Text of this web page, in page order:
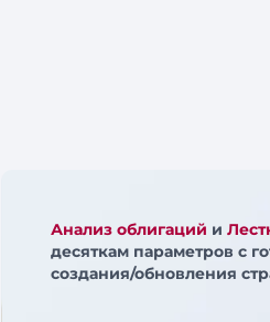
Анализ облигаций и
десяткам параметров с
создания/обновления